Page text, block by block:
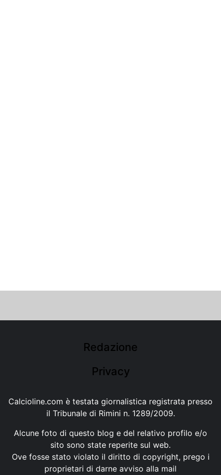
Redazione
Privacy
Calcioline.com è testata giornalistica registrata presso
il Tribunale di Rimini n. 1289/2009.
Alcune foto di questo blog e del relativo profilo e/o
sito sono state reperite sul web.
Ove fosse stato violato il diritto di copyright, prego i
proprietari di darne avviso alla mail